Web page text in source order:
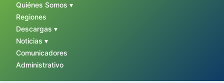
Quiénes Somos ▾
Regiones
Descargas ▾
Noticias ▾
Comunicadores
Administrativo